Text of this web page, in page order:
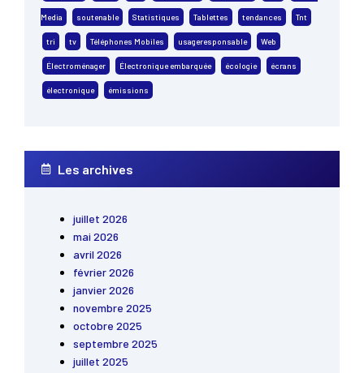
Media soutenable Statistiques Tablettes tendances Tnt
tri tv Téléphones Mobiles usageresponsable Web
Électroménager Électronique embarquée écologie écrans
électronique émissions
Les archives
juillet 2026
mai 2026
avril 2026
février 2026
janvier 2026
novembre 2025
octobre 2025
septembre 2025
juillet 2025